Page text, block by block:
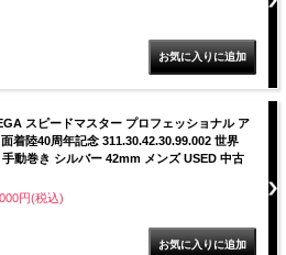
スピードマスター プロフェッショナル ア
着陸40周年記念 311.30.42.30.99.002 世界
動巻き シルバー 42mm メンズ USED 中古
円(税込)